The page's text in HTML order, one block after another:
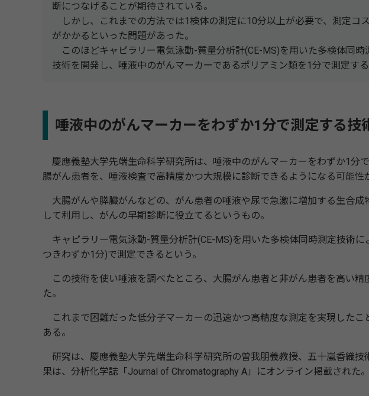
断につなげることが期待されている。
しかし、これまでの方法では1検体の測定に10分以上が必要で、測定コ
がかかるといった問題があった。
このほどキャピラリー電気泳動-質量分析計(CE-MS)を用いた多検体同時
技術を開発し、唾液中のがんマーカーであるポリアミン類を1分で測定する
唾液中のがんマーカーをわずか1分で測定する技
慶應義塾大学先端生命科学研究所は、唾液中のがんマーカーをわずか1分
腸がん患者を、唾液検査で高精度かつ大規模に診断できるようになる可能性
大腸がんや膵臓がんなどの、がん患者の唾液や尿で急激に増加する生合成
して利用し、がんの早期診断に役立てるというもの。
キャピラリー電気泳動-質量分析計(CE-MS)を用いた多検体同時測定技術
つきわずか1分)で測定できるという。
この技術を使い唾液を調べたところ、大腸がん患者と非がん患者を高い精
た。
これまで困難だった低分子マーカーの迅速かつ高精度な測定を実現したこ
ある。
研究は、慶應義塾大学先端生命科学研究所の曽我朋義教授、五十嵐香織技
果は、分析化学誌「Journal of Chromatography A」にオンライン掲載された。